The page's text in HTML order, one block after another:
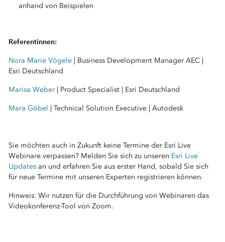
anhand von Beispielen
Referentinnen:
Nora Marie Vögele| Business Development Manager AEC |
Esri Deutschland
Marisa Weber| Product Specialist | Esri Deutschland
Mara Göbel | Technical Solution Executive | Autodesk
Sie möchten auch in Zukunft keine Termine der Esri Live
Webinare verpassen? Melden Sie sich zu unseren Esri Live
Updatesan und erfahren Sie aus erster Hand, sobald Sie sich
für neue Termine mit unseren Experten registrieren können.
Hinweis: Wir nutzen für die Durchführung von Webinaren das
Videokonferenz-Tool von Zoom.